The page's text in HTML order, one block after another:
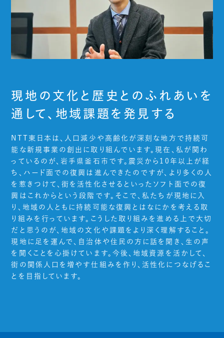
現地の文化と歴史とのふれあいを
通して、地域課題を発見する
NTT東日本は、人口減少や高齢化が深刻な地方で持続可
能な新規事業の創出に取り組んでいます。現在、私が関わ
っているのが、岩手県釜石市です。震災から10年以上が経
ち、ハード面での復興は進んできたのですが、より多くの人
を惹きつけて、街を活性化させるといったソフト面での復
興はこれからという段階です。そこで、私たちが現地に入
り、地域の人ともに持続可能な復興とはなにかを考える取
り組みを行っています。こうした取り組みを進める上で大切
だと思うのが、地域の文化や課題をより深く理解すること。
現地に足を運んで、自治体や住民の方に話を聞き、生の声
を聞くことを心掛けています。今後、地域資源を活かして、
街の関係人口を増やす仕組みを作り、活性化につなげるこ
とを目指しています。